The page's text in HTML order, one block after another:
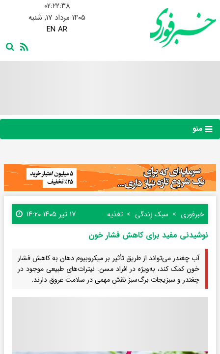
۰۲:۲۲:۳۹
۱۴۰۵ مرداد ۱۷, شنبه
EN AR
منو
خبرفوری سبک زندگی تغذیه ۱۷ تیر ۱۴۰۵ ۱۴:۲۰
نوشیدنی مفید برای کاهش فشار خون
آب چغندر می‌تواند از طریق تأثیر بر میکروبیوم دهان به کاهش فشار
خون کمک کند، به‌ویژه در افراد مسن. نیترات‌های طبیعی موجود در
چغندر و سبزیجات برگ‌سبز نقش مهمی در سلامت عروق دارند.